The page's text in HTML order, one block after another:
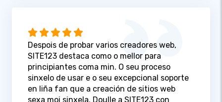
Despois de probar varios creadores web,
SITE123 destaca como o mellor para
principiantes coma min. O seu proceso
sinxelo de usar e o seu excepcional soporte
en liña fan que a creación de sitios web
sexa moi sinxela. Doulle a SITE123 con